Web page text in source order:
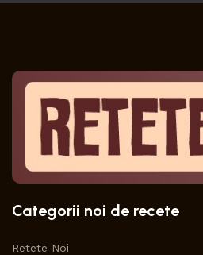
Categorii noi de recete
Retete Noi